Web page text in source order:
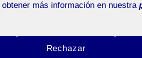
de buda amb els
más información en nuestra
Rechazar